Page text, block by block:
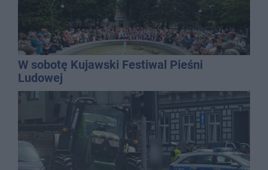
W sobotę Kujawski Festiwal Pieśni
Ludowej